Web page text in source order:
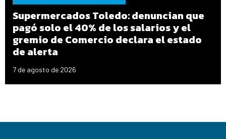
Supermercados Toledo: denuncian que
pagó solo el 40% de los salarios y el
gremio de Comercio declara el estado
de alerta
7 de agosto de 2026